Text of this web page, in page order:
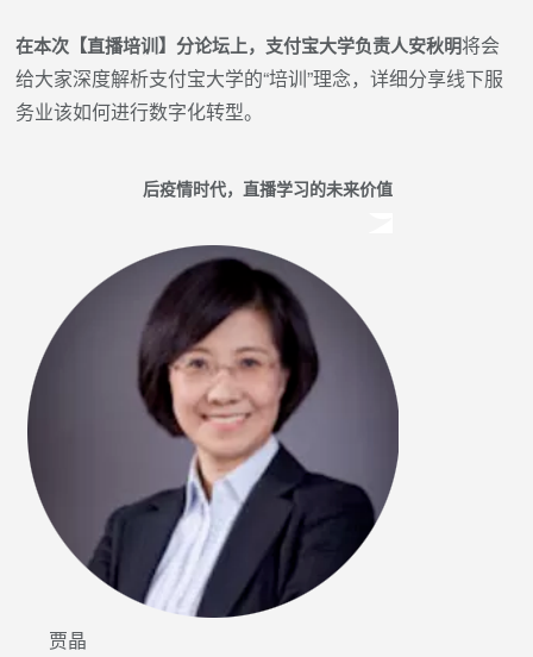
在本次【直播培训】分论坛上，支付宝大学负责人安秋明将会
给大家深度解析支付宝大学的“培训”理念，详细分享线下服
务业该如何进行数字化转型。
后疫情时代，直播学习的未来价值
贾晶